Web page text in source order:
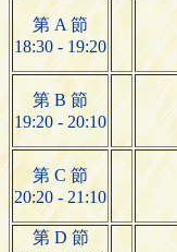
第 A 節
18:30 - 19:20
第 B 節
19:20 - 20:10
第 C 節
20:20 - 21:10
第 D 節